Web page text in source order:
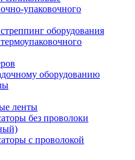
упаковочного
оборудования
оборудованию
ленты
без проволоки
с проволокой